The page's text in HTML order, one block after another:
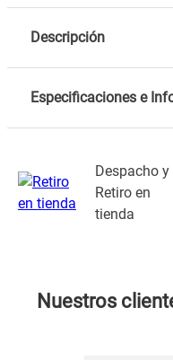
Descripción
Especificaciones e
Despacho y
Retiro en
tienda
Nuestros